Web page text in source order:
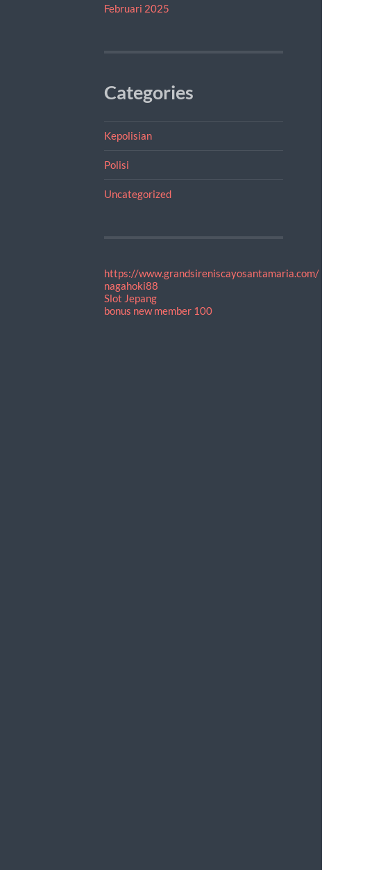
Februari 2025
Categories
Kepolisian
Polisi
Uncategorized
https://www.grandsireniscayosantamaria.com/
nagahoki88
Slot Jepang
bonus new member 100